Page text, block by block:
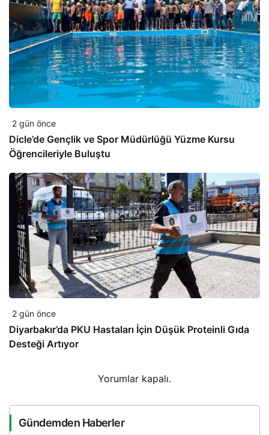
2 gün önce
Dicle’de Gençlik ve Spor Müdürlüğü Yüzme Kursu
Öğrencileriyle Buluştu
2 gün önce
Diyarbakır’da PKU Hastaları İçin Düşük Proteinli Gıda
Desteği Artıyor
Yorumlar kapalı.
Gündemden Haberler